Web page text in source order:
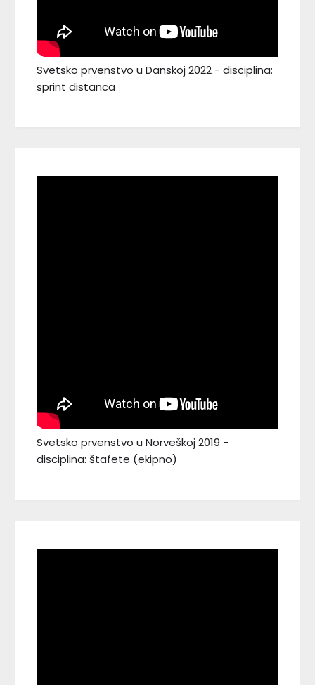
Svetsko prvenstvo u Danskoj 2022 - disciplina:
sprint distanca
Svetsko prvenstvo u Norveškoj 2019 -
disciplina: štafete (ekipno)